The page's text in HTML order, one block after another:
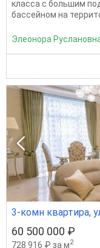
класса с большим
бассейном на
Элеонора
3-комн квартира,
60 500 000 ₽
728 916 ₽ за м2